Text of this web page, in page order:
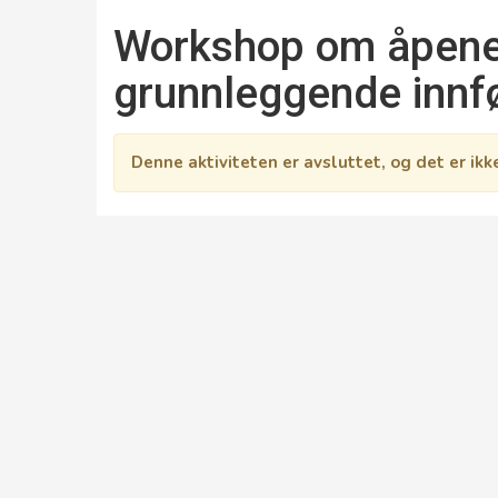
Workshop om
grunnleggende
Denne aktiviteten er avsluttet, og det er